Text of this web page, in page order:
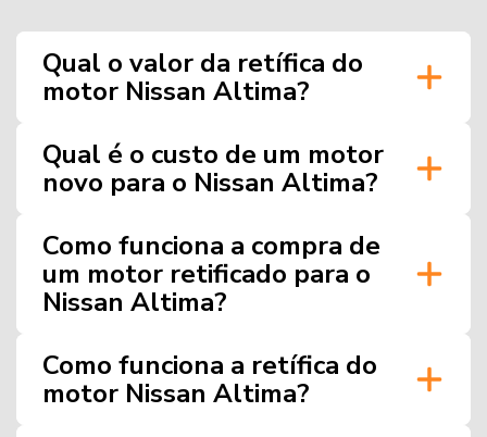
Qual o valor da retífica do
motor Nissan Altima?
Qual é o custo de um motor
novo para o Nissan Altima?
Como funciona a compra de
um motor retificado para o
Nissan Altima?
Como funciona a retífica do
motor Nissan Altima?